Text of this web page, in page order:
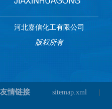
河北嘉信化工有限公司
版权所有
友情链接 sitemap.xml